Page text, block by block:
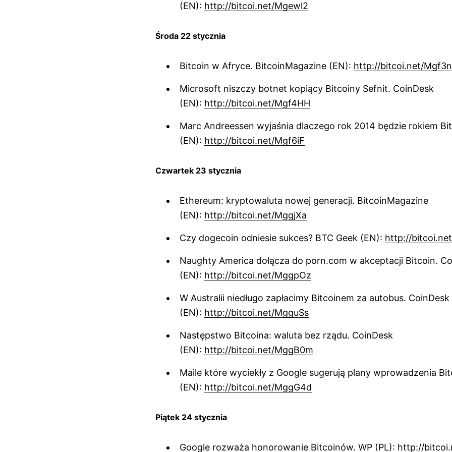
(EN): http://bitcoi.net/Mgewl2
Środa 22 stycznia
Bitcoin w Afryce. BitcoinMagazine (EN): http://bitcoi.net/
Microsoft niszczy botnet kopiący Bitcoiny Sefnit. CoinDesk
(EN): http://bitcoi.net/Mgf4HH
Marc Andreessen wyjaśnia dlaczego rok 2014 będzie rokiem
(EN): http://bitcoi.net/Mgf6iF
Czwartek 23 stycznia
Ethereum: kryptowaluta nowej generacji. BitcoinMagazine
(EN): http://bitcoi.net/MggjXa
Czy dogecoin odniesie sukces? BTC Geek (EN): http://
Naughty America dołącza do porn.com w akceptacji Bitcoin.
(EN): http://bitcoi.net/MggpOz
W Australii niedługo zapłacimy Bitcoinem za autobus. CoinDesk
(EN): http://bitcoi.net/MgguSs
Następstwo Bitcoina: waluta bez rządu. CoinDesk
(EN): http://bitcoi.net/MggB0m
Maile które wyciekły z Google sugerują plany wprowadzenia
(EN): http://bitcoi.net/MggG4d
Piątek 24 stycznia
Google rozważa honorowanie Bitcoinów. WP (PL): http://